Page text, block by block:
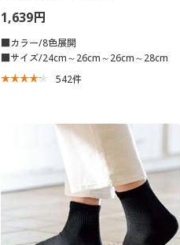
1,639円
■カラー/8色展開
■サイズ/24cm～26cm～26cm～28cm
542件